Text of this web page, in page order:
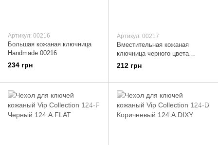
Артикул: 00216
Большая кожаная ключница
Handmade 00216
234 грн
Артикул: 00217
Вместительная кожаная
ключница черного цвета
Handmade 00217
212 грн